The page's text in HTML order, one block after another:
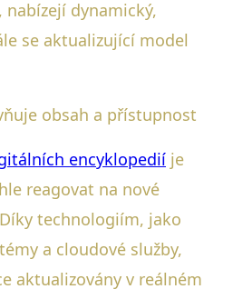
dynamický,
se aktualizující model
obsah a přístupnost
encyklopedií je
reagovat na nové
technologiím, jako
a cloudové služby,
aktualizovány v reálném